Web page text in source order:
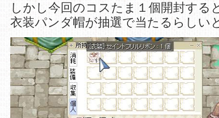
しかし今回のコスたま１個開封する
衣装パンダ帽が抽選で当たるらしい